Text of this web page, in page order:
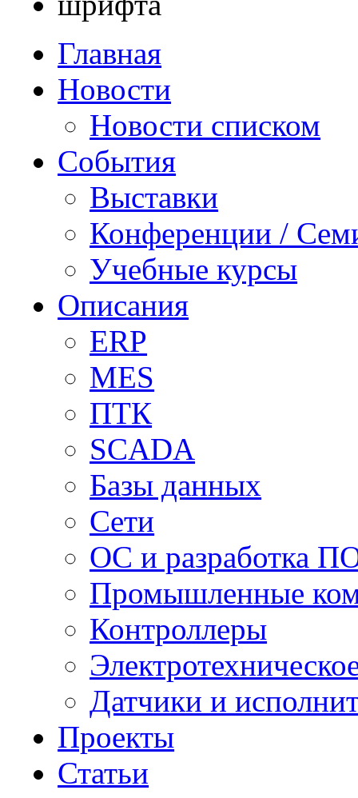
Главная
Новости
Новости списком
События
Выставки
Конференции /
Учебные курсы
Описания
ERP
MES
ПТК
SCADA
Базы данных
Сети
ОС и разработка
Промышленные
Контроллеры
Датчики и
Проекты
Статьи